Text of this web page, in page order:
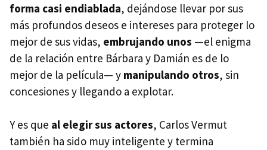
forma casi endiablada, dejándose llevar por sus
más profundos deseos e intereses para proteger lo
mejor de sus vidas, embrujando unos —el enigma
de la relación entre Bárbara y Damián es de lo
mejor de la película— y manipulando otros, sin
concesiones y llegando a explotar.
Y es que al elegir sus actores, Carlos Vermut
también ha sido muy inteligente y termina